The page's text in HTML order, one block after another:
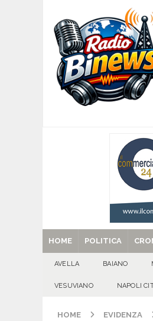
[ 07/08/
ATTUALITA'
[ 07/08/
sfide
[ 07/08/
[ 07/08/
[ 29/08/
HOME POLITICA
AVELLA BAIANO
VESUVIANO NAPOLI
HOME EVIDENZA